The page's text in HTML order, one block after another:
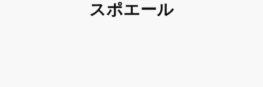
スポエール